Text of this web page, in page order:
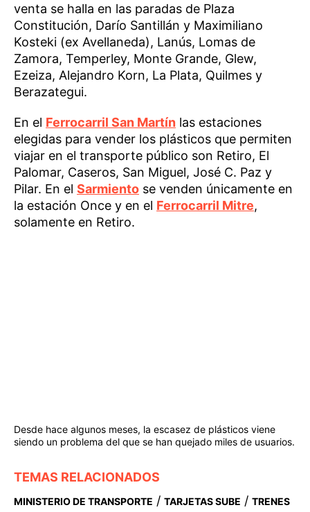
venta se halla en las paradas de Plaza
Constitución, Darío Santillán y Maximiliano
Kosteki (ex Avellaneda), Lanús, Lomas de
Zamora, Temperley, Monte Grande, Glew,
Ezeiza, Alejandro Korn, La Plata, Quilmes y
Berazategui.
En el Ferrocarril San Martín las estaciones
elegidas para vender los plásticos que permiten
viajar en el transporte público son Retiro, El
Palomar, Caseros, San Miguel, José C. Paz y
Pilar. En el Sarmiento se venden únicamente en
la estación Once y en el Ferrocarril Mitre,
solamente en Retiro.
Desde hace algunos meses, la escasez de plásticos viene
siendo un problema del que se han quejado miles de usuarios.
TEMAS RELACIONADOS
MINISTERIO DE TRANSPORTE / TARJETAS SUBE / TRENES